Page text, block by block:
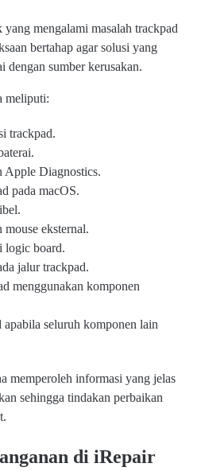
mengalami masalah trackpad
bertahap agar solusi yang
dengan sumber kerusakan.
meliputi:
trackpad.
Apple Diagnostics.
pada macOS.
eksternal.
logic board.
jalur trackpad.
menggunakan komponen
apabila seluruh komponen lain
memperoleh informasi yang jelas
sehingga tindakan perbaikan
di iRepair